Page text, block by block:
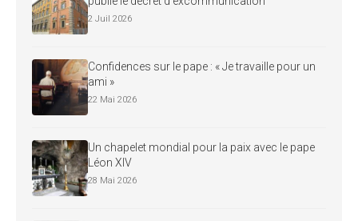
2 Juil 2026
Confidences sur le pape : « Je travaille pour un
ami »
22 Mai 2026
Un chapelet mondial pour la paix avec le pape
Léon XIV
28 Mai 2026